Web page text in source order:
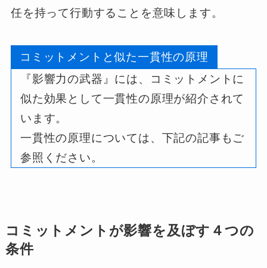
任を持って行動することを意味します。
コミットメントと似た一貫性の原理
『影響力の武器』には、コミットメントに
似た効果として一貫性の原理が紹介されて
います。
一貫性の原理については、下記の記事もご
参照ください。
コミットメントが影響を及ぼす４つの
条件